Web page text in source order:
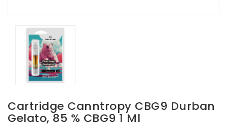
Cartridge Canntropy CBG9 Durban
Gelato, 85 % CBG9 1 Ml